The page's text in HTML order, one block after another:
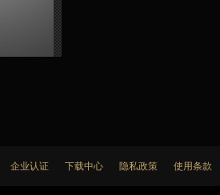
企业认证 下载中心 隐私政策 使用条款